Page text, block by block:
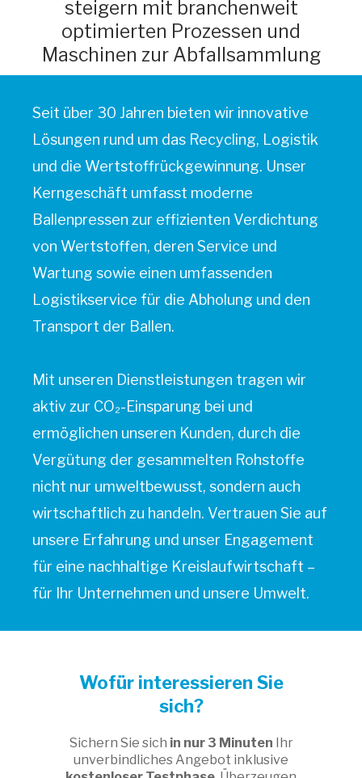
steigern mit branchenweit
optimierten Prozessen und
Maschinen zur Abfallsammlung
Seit über 30 Jahren bieten wir innovative
Lösungen rund um das Recycling, Logistik
und die Wertstoffrückgewinnung. Unser
Kerngeschäft umfasst moderne
Ballenpressen zur effizienten Verdichtung
von Wertstoffen, deren Service und
Wartung sowie einen umfassenden
Logistikservice für die Abholung und den
Transport der Ballen.
Mit unseren Dienstleistungen tragen wir
aktiv zur CO₂-Einsparung bei und
ermöglichen unseren Kunden, durch die
Vergütung der gesammelten Rohstoffe
nicht nur umweltbewusst, sondern auch
wirtschaftlich zu handeln. Vertrauen Sie auf
unsere Erfahrung und unser Engagement
für eine nachhaltige Kreislaufwirtschaft –
für Ihr Unternehmen und unsere Umwelt.